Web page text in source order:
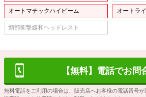
オートマチックハイビーム オートラ
頸部衝撃緩和ヘッドレスト
【無料】電話でお問
無料電話をご利用の場合は、販売店へお客様の電話番号が